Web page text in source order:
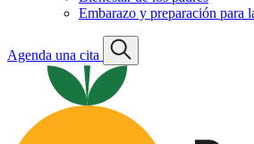
Embarazo y preparación para
Agenda una cita